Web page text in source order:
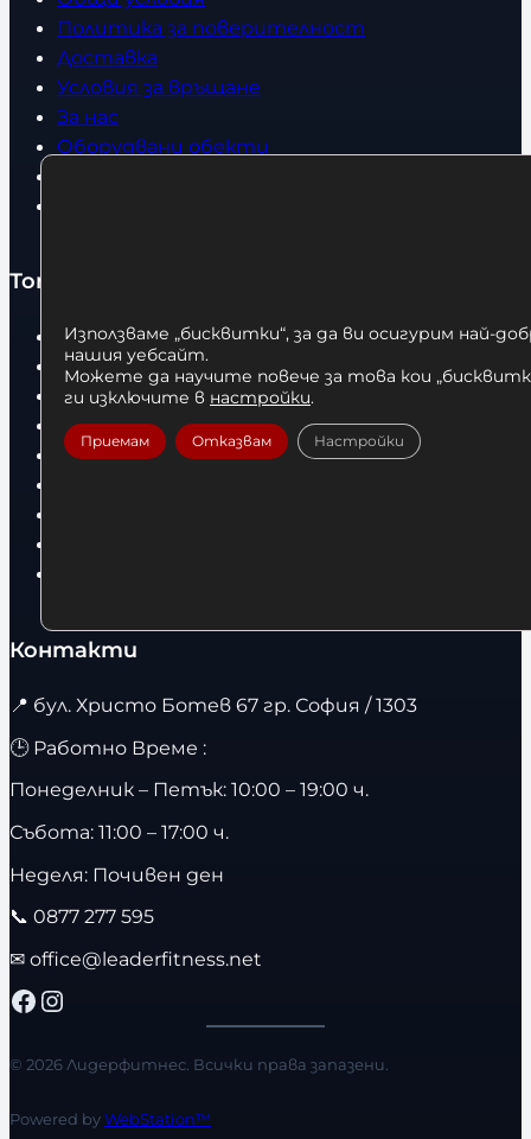
Политика за поверителност
Доставка
Условия за връщане
За нас
Оборудвани обекти
Топ категории
Бокс
Боксови чували
Боксови ръкавици
Дрехи
Детски дрехи
Контакти
📍 бул. Христо Ботев 67 гр. София / 1303
🕒 Работно Време :
Понеделник – Петък: 10:00 – 19:00 ч.
Събота: 11:00 – 17:00 ч.
Неделя: Почивен ден
📞 0877 277 595
✉ office@leaderfitness.net
Facebook Instagram
© 2026 Лидерфитнес. Всички права запазени.
Powered byWebStation™
Използваме „бисквитки“, за да ви осигурим най-
нашия уебсайт.
Можете да научите повече за това кои
ги изключите в настройки.
Приемам Отказвам Настройки